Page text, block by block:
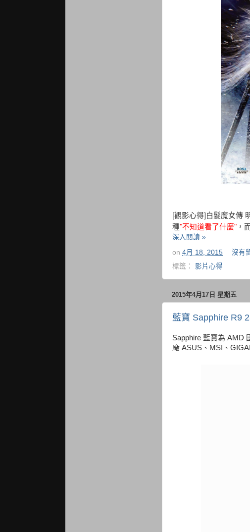
[觀影心得]白髮魔女傳
種"不知道看了什麼" ，
深入閱讀 »
on 4月 18, 2015
沒有
標籤： 影片心得
2015年4月17日 星期五
藍寶 Sapphire R9
Sapphire 藍寶為 AMD
廠 ASUS、MSI、